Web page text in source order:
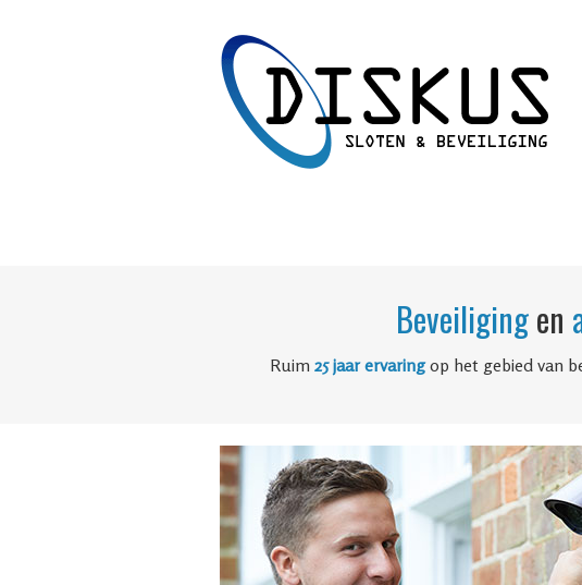
Beveiligingen
Ruim 25 jaar ervaringop het gebied van